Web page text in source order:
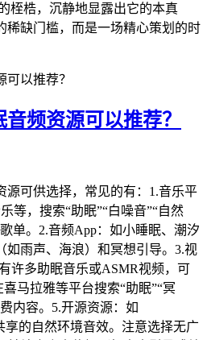
桎梏，沉静地显露出它的本真
缺门槛，而是一场精心策划的时
以推荐？
频资源可以推荐？
源可供选择，常见的有：1.音乐平
等，搜索“助眠”“白噪音”“自然
单。2.音频App：如小睡眠、潮汐
如雨声、海浪）和冥想引导。3.视
许多助眠音乐或ASMR视频，可
马拉雅等平台搜索“助眠”“冥
内容。5.开源资源：如
享的自然环境音效。注意选择无广